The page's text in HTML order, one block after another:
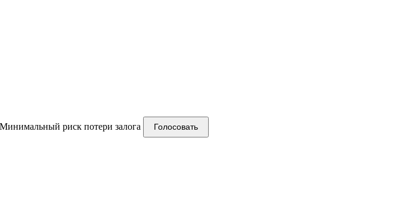
Минимальный риск потери залога Голосовать